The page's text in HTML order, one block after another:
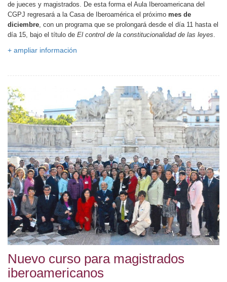
de jueces y magistrados. De esta forma el Aula Iberoamericana del
CGPJ regresará a la Casa de Iberoamérica el próximo mes de
diciembre, con un programa que se prolongará desde el día 11 hasta el
día 15, bajo el título de El control de la constitucionalidad de las leyes.
+ ampliar información
Nuevo curso para magistrados
iberoamericanos